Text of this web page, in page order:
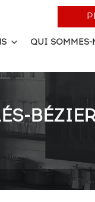
QUI SOMMES-